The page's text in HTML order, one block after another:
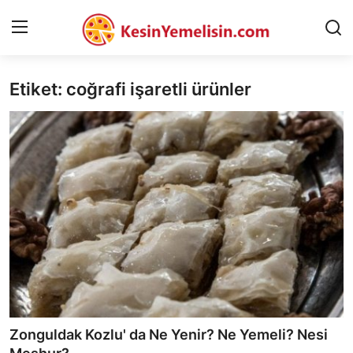
AnaSayfa
Gizlilik Sözleşmesi
Rüya Tabirleri
Diyet & Sağlıklı Beslenme
İletişim
Şehirler
Helal Gıda & Dini Hükümler
Gıda Güvenliği & Bilimi
Etiket: coğrafi işaretli ürünler
Zonguldak Kozlu' da Ne Yenir? Ne Yemeli? Nesi